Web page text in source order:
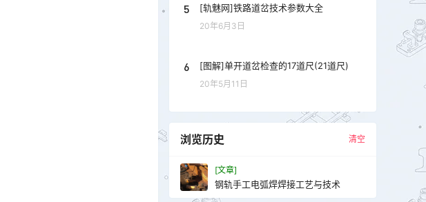
5 [轨魅网]铁路道岔技术参数大全
20年6月3日
6 [图解]单开道岔检查的17道尺(21道尺)
20年5月11日
浏览历史 清空
[文章]
钢轨手工电弧焊焊接工艺与技术